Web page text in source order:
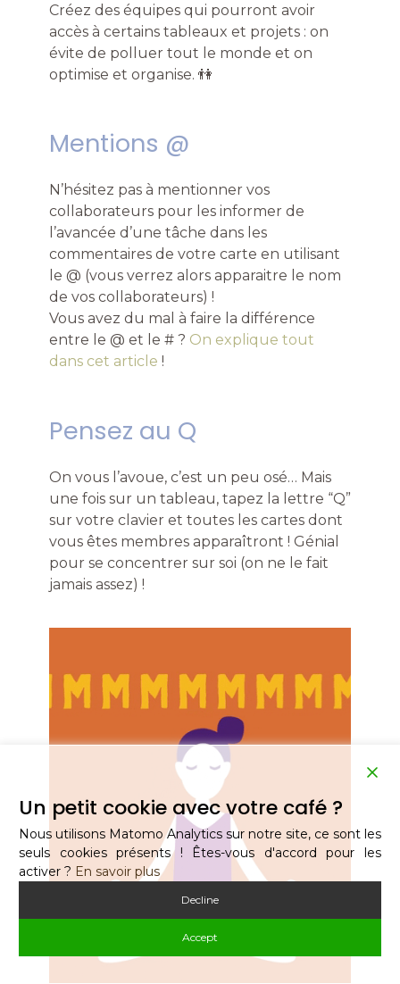
Créez des équipes qui pourront avoir
accès à certains tableaux et projets : on
évite de polluer tout le monde et on
optimise et organise. 👫
Mentions @
N’hésitez pas à mentionner vos
collaborateurs pour les informer de
l’avancée d’une tâche dans les
commentaires de votre carte en utilisant
le @ (vous verrez alors apparaitre le nom
de vos collaborateurs) !
Vous avez du mal à faire la différence
entre le @ et le # ? On explique tout
dans cet article !
Pensez au Q
On vous l’avoue, c’est un peu osé… Mais
une fois sur un tableau, tapez la lettre “Q”
sur votre clavier et toutes les cartes dont
vous êtes membres apparaîtront ! Génial
pour se concentrer sur soi (on ne le fait
jamais assez) !
Un petit cookie avec votre café ?
Nous utilisons Matomo Analytics sur notre site, ce sont les
seuls cookies présents ! Êtes-vous d'accord pour les
activer ? En savoir plus
Decline
Accept